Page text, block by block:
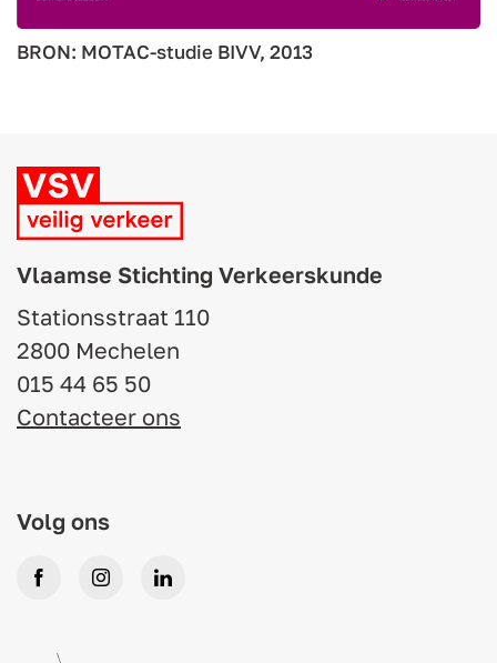
BRON: MOTAC-studie BIVV, 2013
Vlaamse Stichting Verkeerskunde
Stationsstraat 110
2800 Mechelen
015 44 65 50
Contacteer ons
Volg ons
FacebookInstagramLinkedIn